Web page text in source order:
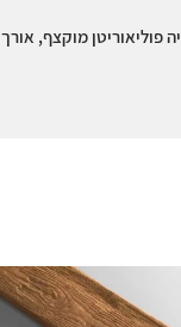
מוקצף, אורך 3/ 4 מ׳, צבע אגוז